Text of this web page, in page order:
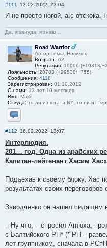
#111 12.02.2022, 23:04
И не просто ногой, а с отскока.
Да, я зануда, я знаю...
Road Warrior
Автор темы, Новичок
Возраст: 62
Репутация: 10006 (+10318/
Лояльность: 28783 (+29538/−755)
Сообщения: 4118
Зарегистрирован: 01.10.2012
С нами: 13 лет 10 месяцев
Имя: Макс
Откуда: то ли из штата NY, то ли из
Отправить личное
#112 16.02.2022, 13:07
Интерлюдия.
201… год. Одна из арабских
Капитан-лейтенант Хасим
Подъехав к своему блоку, Хас
результатах своих переговоров
Заводченко он нашёл сидящим
– Ну что, – спросил Антоха,
с Балтийского РП* (* РП –
лет группником, сначала в